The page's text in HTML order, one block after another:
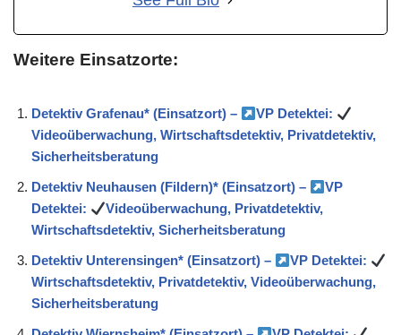
Weitere Einsatzorte:
Detektiv Grafenau* (Einsatzort) –
VP Detektei:
Videoüberwachung, Wirtschaftsdetektiv, Privatdetektiv,
Sicherheitsberatung
Detektiv Neuhausen (Fildern)* (Einsatzort) –
VP
Detektei:
Videoüberwachung, Privatdetektiv,
Wirtschaftsdetektiv, Sicherheitsberatung
Detektiv Unterensingen* (Einsatzort) –
VP Detektei:
Wirtschaftsdetektiv, Privatdetektiv, Videoüberwachung,
Sicherheitsberatung